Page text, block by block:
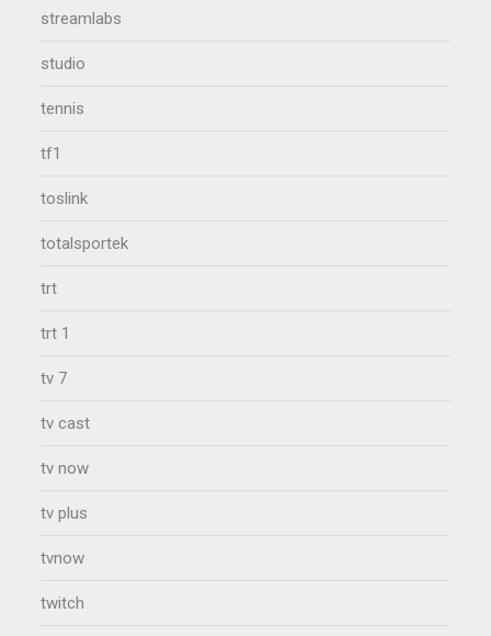
streamlabs
studio
tennis
tf1
toslink
totalsportek
trt
trt 1
tv 7
tv cast
tv now
tv plus
tvnow
twitch